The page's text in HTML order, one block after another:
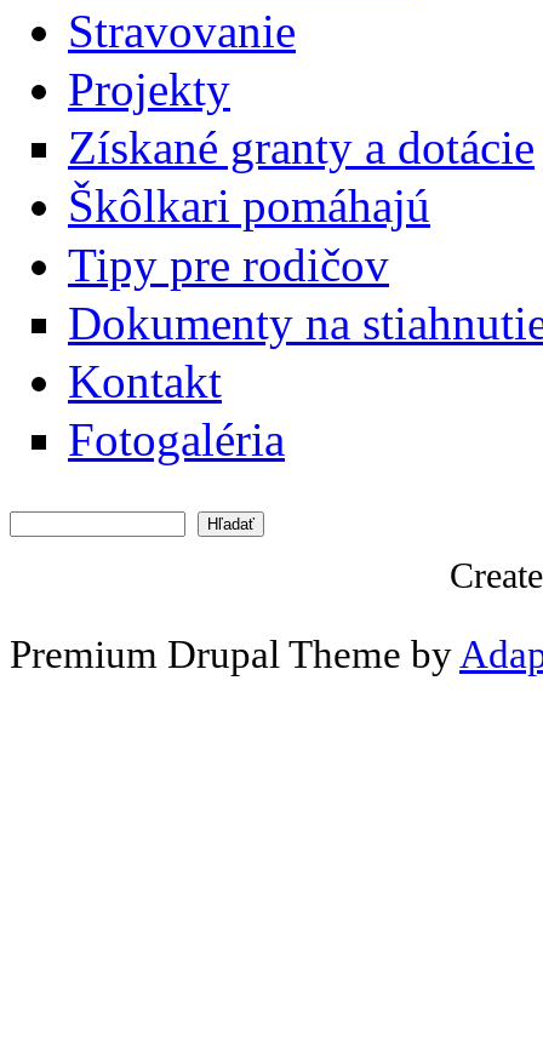
Stravovanie
Projekty
Získané granty a dotácie
Škôlkari pomáhajú
Tipy pre rodičov
Dokumenty na
Kontakt
Fotogaléria
Premium Drupal Theme by